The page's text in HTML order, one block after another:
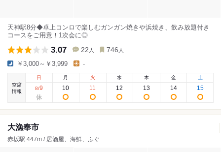
天神駅8分◆卓上コンロで楽しむガンガン焼きや浜焼き、飲み放題付き
コースをご用意！1次会に◎
3.07 22 人 746 人
￥3,000～￥3,999 -
空席
情報
日
8/9
月
10
火
11
水
12
木
13
金
14
土
15
大漁奉市
赤坂駅 447m / 居酒屋、海鮮、ふぐ